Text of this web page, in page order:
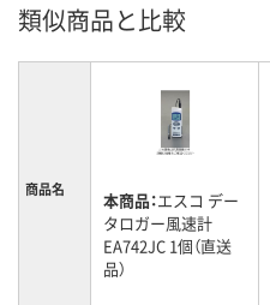
類似商品と比較
商品名 本商品：エスコ デー
タロガー風速計
EA742JC 1個（直送
品）